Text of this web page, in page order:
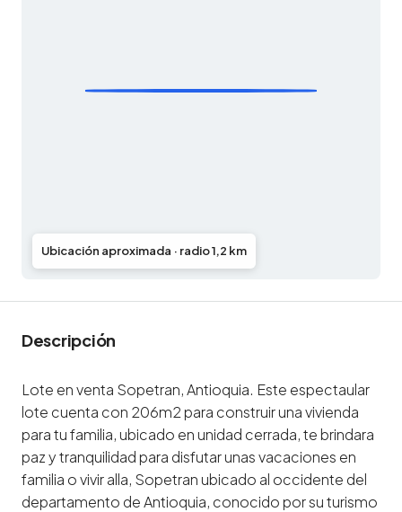
Ubicación aproximada · radio 1,2 km
Descripción
Lote en venta Sopetran, Antioquia. Este espectaular
lote cuenta con 206m2 para construir una vivienda
para tu familia, ubicado en unidad cerrada, te brindara
paz y tranquilidad para disfutar unas vacaciones en
familia o vivir alla, Sopetran ubicado al occidente del
departamento de Antioquia, conocido por su turismo